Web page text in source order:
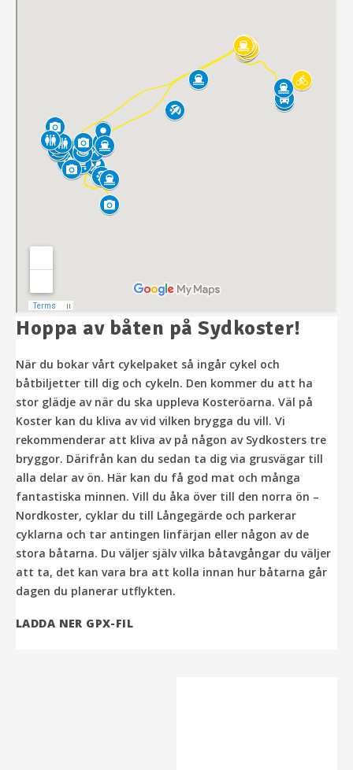
Hoppa av båten på Sydkoster!
När du bokar vårt cykelpaket så ingår cykel och
båtbiljetter till dig och cykeln. Den kommer du att ha
stor glädje av när du ska uppleva Kosteröarna. Väl på
Koster kan du kliva av vid vilken brygga du vill. Vi
rekommenderar att kliva av på någon av Sydkosters tre
bryggor. Därifrån kan du sedan ta dig via grusvägar till
alla delar av ön. Här kan du få god mat och många
fantastiska minnen. Vill du åka över till den norra ön –
Nordkoster, cyklar du till Långegärde och parkerar
cyklarna och tar antingen linfärjan eller någon av de
stora båtarna. Du väljer själv vilka båtavgångar du väljer
att ta, det kan vara bra att kolla innan hur båtarna går
dagen du planerar utflykten.
LADDA NER GPX-FIL